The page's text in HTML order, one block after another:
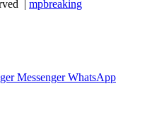
| mpbreaking
Messenger WhatsApp